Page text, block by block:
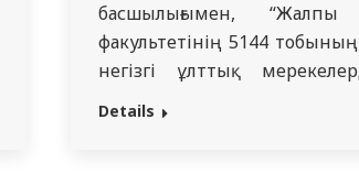
басшылығымен, “Жалпы
факультетінің 5144
негізгі ұлттық
Қазақстан Республикасының
Details